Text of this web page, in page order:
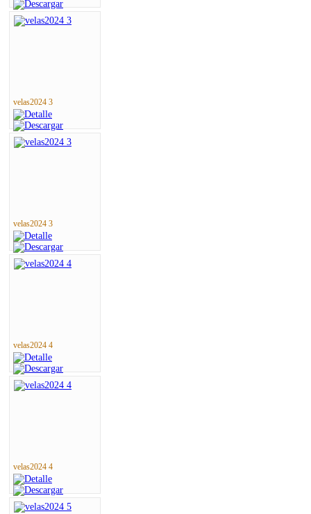
velas2024 3
velas2024 3
velas2024 4
velas2024 4